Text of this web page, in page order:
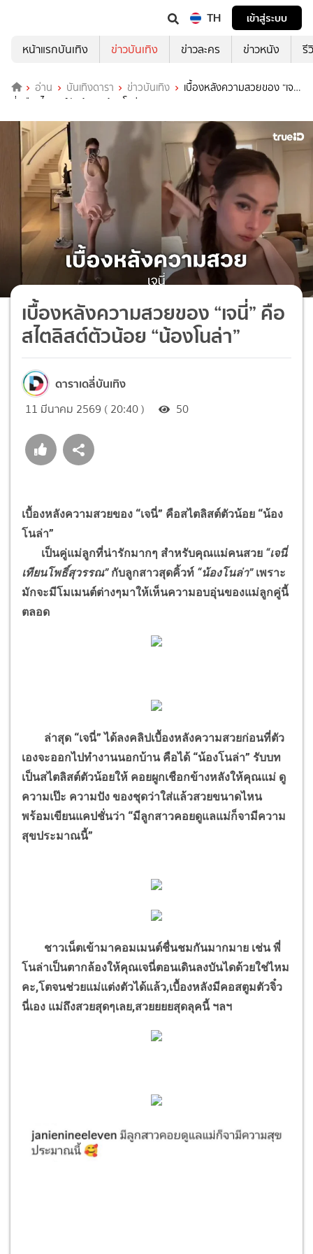
TH
เข้าสู่ระบบ
หน้าแรกบันเทิง
ข่าวบันเทิง ข่าวละคร ข่าวหนัง รี
อ่าน บันเทิงดารา ข่าวบันเทิง
เบื้องหลังความสวยของ “เจ
นี่” คือสไตลิสต์ตัวน้อย “น้องโนล่า”
เบื้องหลังความสวยของ “เจนี่” คือ
สไตลิสต์ตัวน้อย “น้องโนล่า”
ดาราเดลี่บันเทิง
11 มีนาคม 2569 ( 20:40 ) 50
เบื้องหลังความสวยของ “เจนี่” คือสไตลิสต์ตัวน้อย “น้อง
โนล่า”
เป็นคู่แม่ลูกที่น่ารักมากๆ สำหรับคุณแม่คนสวย “เจนี่
เทียนโพธิ์สุวรรณ”กับลูกสาวสุดคิ้วท์ “น้องโนล่า” เพราะ
มักจะมีโมเมนต์ต่างๆมาให้เห็นความอบอุ่นของแม่ลูกคู่นี้
ตลอด
ล่าสุด “เจนี่” ได้ลงคลิปเบื้องหลังความสวยก่อนที่ตัว
เองจะออกไปทำงานนอกบ้าน คือได้ “น้องโนล่า” รับบท
เป็นสไตลิสต์ตัวน้อยให้ คอยผูกเชือกข้างหลังให้คุณแม่ ดู
ความเป๊ะ ความปัง ของชุดว่าใส่แล้วสวยขนาดไหน
พร้อมเขียนแคปชั่นว่า “มีลูกสาวคอยดูแลแม่ก็จามีความ
สุขประมาณนี้”
ชาวเน็ตเข้ามาคอมเมนต์ชื่นชมกันมากมาย เช่น พี่
โนล่าเป็นตากล้องให้คุณเจนี่ตอนเดินลงบันไดด้วยใช่ไหม
คะ,โตจนช่วยแม่แต่งตัวได้แล้ว,เบื้องหลังมีคอสตูมตัวจิ๋ว
นี่เอง แม่ถึงสวยสุดๆเลย,สวยยยยสุดลุคนี้ ฯลฯ